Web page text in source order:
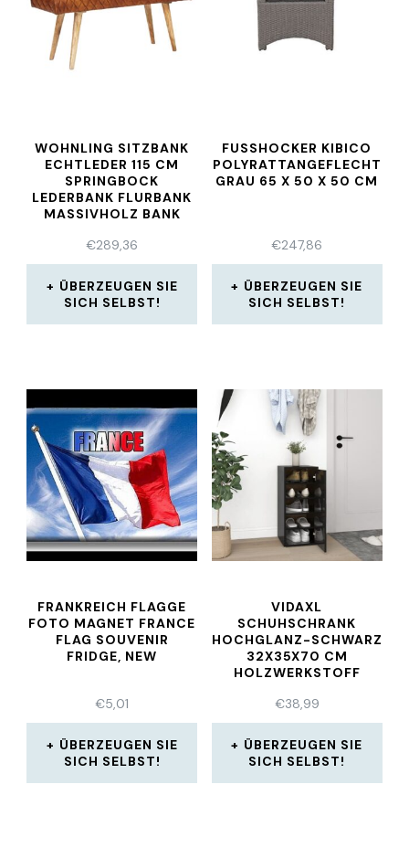
WOHNLING SITZBANK
ECHTLEDER 115 CM
SPRINGBOCK
LEDERBANK FLURBANK
MASSIVHOLZ BANK
€289,36
ÜBERZEUGEN SIE
SICH SELBST!
FUSSHOCKER KIBICO P
OLYRATTANGEFLECHT G
RAU 65 X 50 X 50 CM
€247,86
ÜBERZEUGEN SIE
SICH SELBST!
FRANKREICH FLAGGE
FOTO MAGNET FRANCE
FLAG SOUVENIR
FRIDGE, NEW
€5,01
ÜBERZEUGEN SIE
SICH SELBST!
VIDAXL
SCHUHSCHRANK
HOCHGLANZ-SCHWARZ
32X35X70 CM
HOLZWERKSTOFF
€38,99
ÜBERZEUGEN SIE
SICH SELBST!